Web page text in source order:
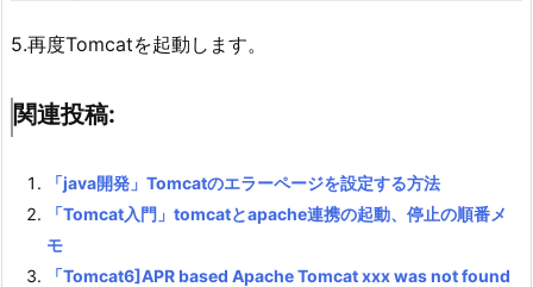
5.再度Tomcatを起動します。
関連投稿:
「java開発」Tomcatのエラーページを設定する方法
「Tomcat入門」tomcatとapache連携の起動、停止の順番メ
モ
「Tomcat6]APR based Apache Tomcat xxx was not found